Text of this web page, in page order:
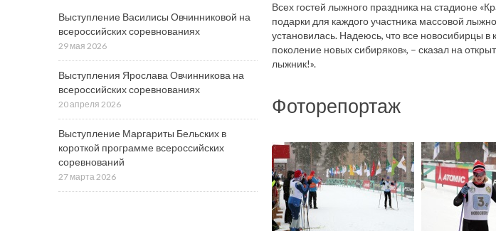
Всех гостей лыжного праздника на стадионе
подарки для каждого участника массовой
установилась. Надеюсь, что все новосибирцы в
поколение новых сибиряков», – сказал на
лыжник!».
Фоторепортаж
Выступление Василисы Овчинниковой на
всероссийских соревнованиях
29 мая 2026
Выступления Ярослава Овчинникова на
всероссийских соревнованиях
20 апреля 2026
Выступление Маргариты Бельских в
короткой программе всероссийских
соревнований
27 марта 2026